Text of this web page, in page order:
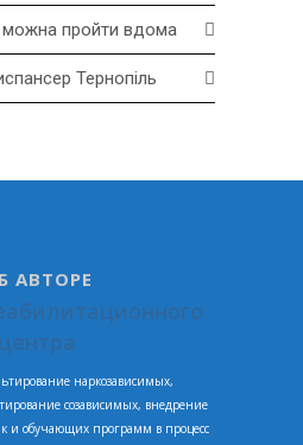
можна пройти вдома
Тернопіль
АВТОРЕ
центра
наркозависимых,
созависимых, внедрение
и обучающих программ в процесс